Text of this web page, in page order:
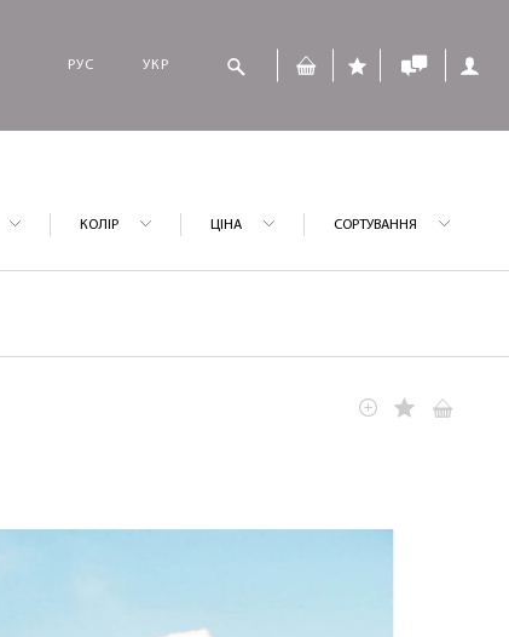
РУС УКР
КОЛІР ЦІНА СОРТУВАННЯ